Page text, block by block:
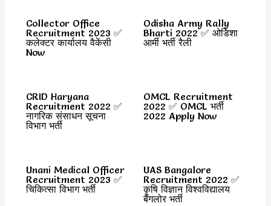
Collector Office
Recruitment 2023 ✅
कलेक्टर कार्यालय वैकेंसी
Now
Odisha Army Rally
Bharti 2022 ✅ ओडिशा
आर्मी भर्ती रैली
CRID Haryana
Recruitment 2022 ✅
नागरिक संसाधन सूचना
विभाग भर्ती
OMCL Recruitment
2022 ✅ OMCL भर्ती
2022 Apply Now
Unani Medical Officer
Recruitment 2023 ✅
चिकित्सा विभाग भर्ती
UAS Bangalore
Recruitment 2022 ✅
कृषि विज्ञान विश्वविद्यालय
बैंगलोर भर्ती